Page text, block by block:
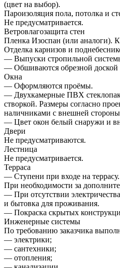
(цвет на выбор).
Пароизоляция пола, потолка и
Не предусматривается.
Ветровлагозащита стен
Пленка Изоспан (или аналоги).
Отделка карнизов и
— Выпуски стропильной
— Обшиваются обрезной доской
Окна
— Оформляются проёмы.
— Двухкамерные ПВХ
створкой. Размеры согласно
наличниками с внешней
— Цвет окон белый снаружи и
Двери
Не предусматриваются.
Лестница
Не предусматривается.
Терраса
— Ступени при входе на террасу.
При необходимости за
— При отсутствии
и бытовка для проживания.
— Покраска скрытых
Инженерные системы
По требованию заказчика
— электрики;
— сантехники;
— отопления;